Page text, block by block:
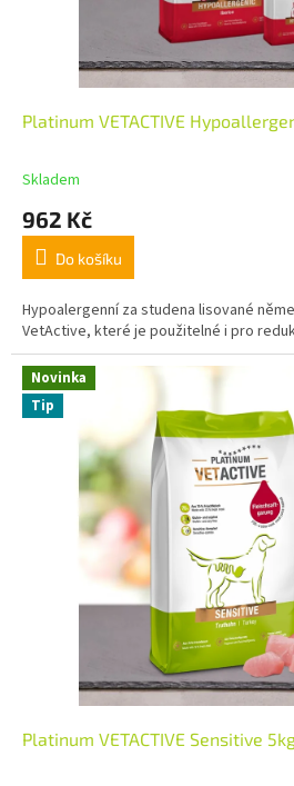
Platinum VETACTIVE
Skladem
962 Kč
Do košíku
Hypoalergenní za studena lisované
VetActive, které je použitelné i pro
Novinka
Tip
Platinum VETACTIVE Sensitive